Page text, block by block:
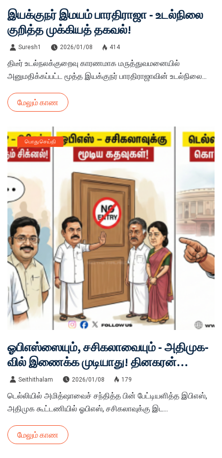
இயக்குநர் இமயம் பாரதிராஜா - உடல்நிலை
குறித்த முக்கியத் தகவல்!
Suresh1 2026/01/08 414
திடீர் உடல்நலக்குறைவு காரணமாக மருத்துவமனையில்
அனுமதிக்கப்பட்ட மூத்த இயக்குநர் பாரதிராஜாவின் உடல்நிலை...
மேலும் காண
பொது செய்தி
ஓபிஎஸ்ஸையும், சசிகலாவையும் - அதிமுக-
வில் இணைக்க முடியாது! தினகரன்
கூட்டணிக்கு மறைமுகப் பச்சைக்கொடியா?
Seithithalam 2026/01/08 179
டெல்லியில் அமித்ஷாவைச் சந்தித்த பின் பேட்டியளித்த இபிஎஸ்,
அதிமுக கூட்டணியில் ஓபிஎஸ், சசிகலாவுக்கு இட...
மேலும் காண